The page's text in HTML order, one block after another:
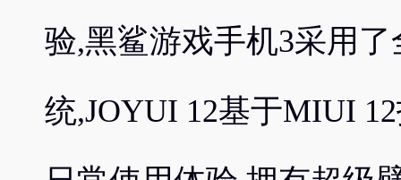
验,黑鲨游戏手机3采用
统,JOYUI 12基于MIUI